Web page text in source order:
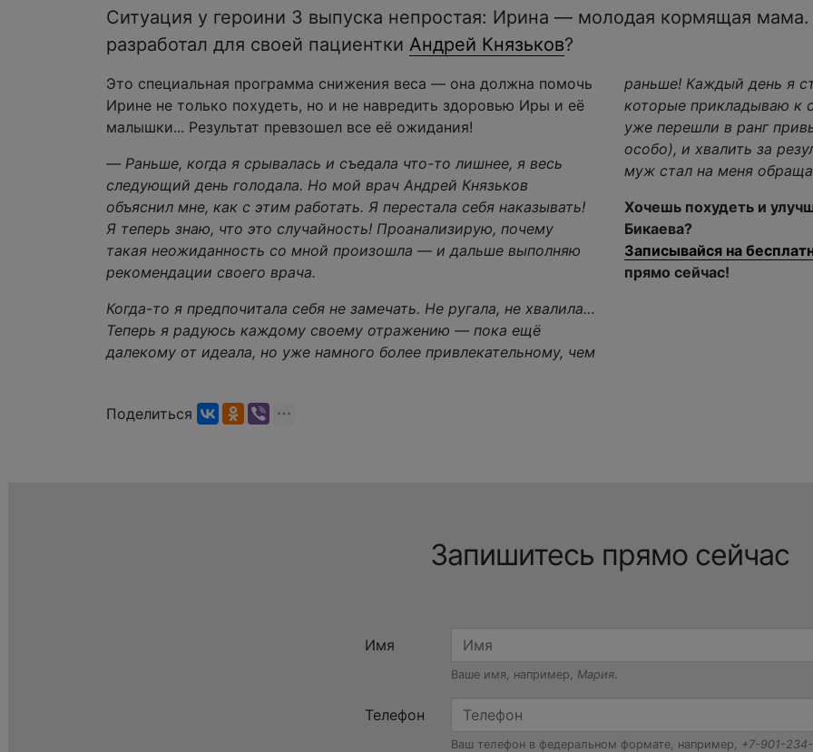
Ситуация у героини 3 выпуска непростая: Ирина — молодая кормящая
разработал для своей пациентки Андрей Князьков?
Это специальная программа снижения веса — она должна помочь
Ирине не только похудеть, но и не навредить здоровью Иры и её
малышки... Результат превзошел все её ожидания!
— Раньше, когда я срывалась и съедала что-то лишнее, я весь
следующий день голодала. Но мой врач Андрей Князьков
объяснил мне, как с этим работать. Я перестала себя наказывать!
Я теперь знаю, что это случайность! Проанализирую, почему
такая неожиданность со мной произошла — и дальше выполняю
рекомендации своего врача.
Когда-то я предпочитала себя не замечать. Не ругала, не хвалила…
Теперь я радуюсь каждому своему отражению — пока ещё
далекому от идеала, но уже намного более привлекательному, чем
раньше! Каждый день я
которые прикладываю к
уже перешли в ранг
особо), и хвалить за
муж стал на меня
Хочешь похудеть и
Бикаева?
Записывайся на
прямо сейчас!
Поделиться
Запишитесь прямо сейчас
Имя
Ваше имя, например, Мария.
Телефон
Ваш телефон в федеральном формате, например, +7-901-